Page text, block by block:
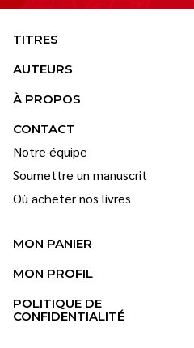
TITRES
AUTEURS
À PROPOS
CONTACT
Notre équipe
Soumettre un manuscrit
Où acheter nos livres
MON PANIER
MON PROFIL
POLITIQUE DE
CONFIDENTIALITÉ